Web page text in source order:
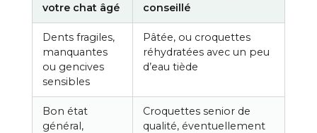
votre chat âgé
conseillé
Dents fragiles,
manquantes
ou gencives
sensibles
Pâtée, ou croquettes
réhydratées avec un peu
d’eau tiède
Bon état
général,
Croquettes senior de
qualité, éventuellement